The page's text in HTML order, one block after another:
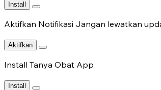
Install
Aktifkan Notifikasi Jangan lewatkan
Aktifkan
Install Tanya Obat App
Install